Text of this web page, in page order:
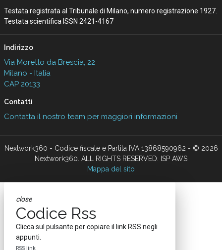
Testata registrata al Tribunale di Milano, numero registrazione 1927.
Testata scientifica ISSN 2421-4167
Indirizzo
Via Moretto da Brescia, 22
Milano - Italia
CAP 20133
Contatti
Contatta il nostro team per maggiori informazioni
Nextwork360 - Codice fiscale e Partita IVA 13868590962 - © 2026
Nextwork360. ALL RIGHTS RESERVED. ISP AWS
Mappa del sito
close
Codice Rss
Clicca sul pulsante per copiare il link RSS negli
appunti.
RSS link